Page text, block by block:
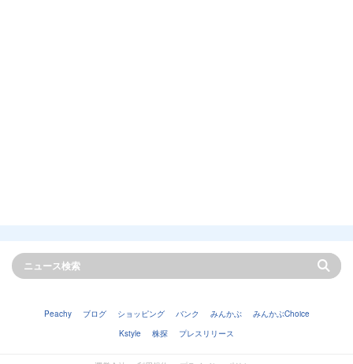
Peachy ブログ ショッピング バンク みんかぶ
みんかぶChoice
Kstyle
株探 プレスリリース